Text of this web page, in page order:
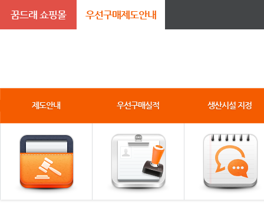
꿈드래 쇼핑몰 우선구매제도안내
제도안내 우선구매실적 생산시설 지정